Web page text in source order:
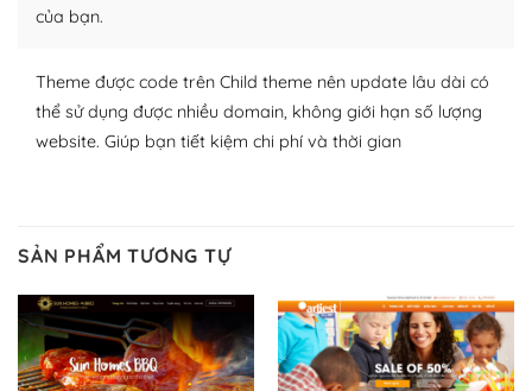
WordPress đa dạng plugin và themes
– Dễ sử dụng
Với mọi Hosting bất kỳ thì WordPress đều có thể dễ
Và bạn có toàn quyền tự do khi quyết định nơi lưu trữ
trang web WordPress của bạn.
Dễ dàng lựa chọn Hosting cho website WordPress
– Bảo mật cực tốt
của bạn.
Theme được code trên Child theme nên update lâu dài có
thể sử dụng được nhiều domain, không giới hạn số lượng
website. Giúp bạn tiết kiệm chi phí và thời gian
SẢN PHẨM TƯƠNG TỰ